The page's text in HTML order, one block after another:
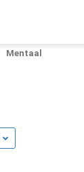
Mentaal